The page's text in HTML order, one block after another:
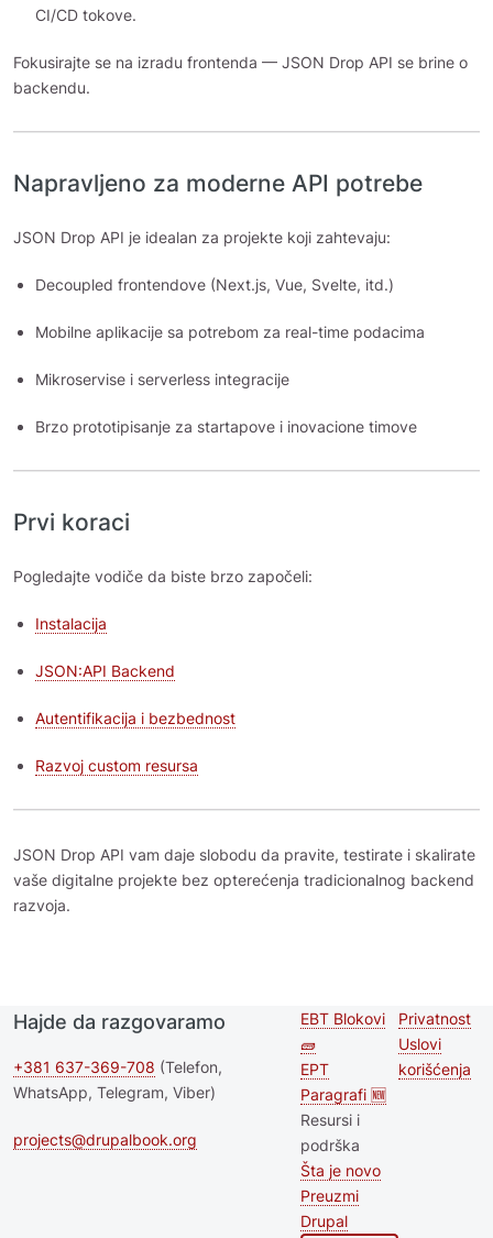
CI/CD tokove.
Fokusirajte se na izradu frontenda — JSON Drop API se brine o
backendu.
Napravljeno za moderne API potrebe
JSON Drop API je idealan za projekte koji zahtevaju:
Decoupled frontendove (Next.js, Vue, Svelte, itd.)
Mobilne aplikacije sa potrebom za real-time podacima
Mikroservise i serverless integracije
Brzo prototipisanje za startapove i inovacione timove
Prvi koraci
Pogledajte vodiče da biste brzo započeli:
Instalacija
JSON:API Backend
Autentifikacija i bezbednost
Razvoj custom resursa
JSON Drop API vam daje slobodu da pravite, testirate i skalirate
vaše digitalne projekte bez opterećenja tradicionalnog backend
razvoja.
Hajde da razgovaramo
+381 637-369-708 (Telefon,
WhatsApp, Telegram, Viber)
projects@drupalbook.org
Second
footer
menu
EBT Blokovi
🧱
EPT
Paragrafi 🆕
Resursi i
podrška
Šta je novo
Preuzmi
Drupal
Footer
Privatnost
Uslovi
korišćenja